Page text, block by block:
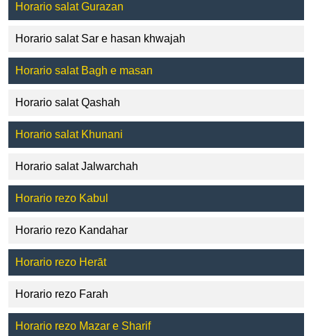
Horario salat Gurazan
Horario salat Sar e hasan khwajah
Horario salat Bagh e masan
Horario salat Qashah
Horario salat Khunani
Horario salat Jalwarchah
Horario rezo Kabul
Horario rezo Kandahar
Horario rezo Herāt
Horario rezo Farah
Horario rezo Mazar e Sharif